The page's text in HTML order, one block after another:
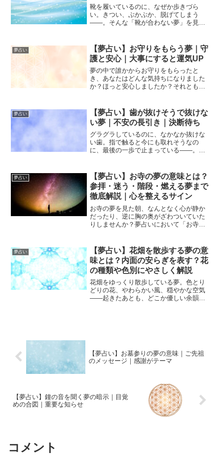
靴を履いているのに、なぜか歩きづら
い。きつい、ぶかぶか、脱げてしまう
――。そんな「靴が合わない夢」を見
社会的立場・居場所を象徴します。その
靴が合わないということは、**...
夢占い
【夢占い】お守りをもらう夢｜守
護と安心｜大事にすると運気UP
夢の中で誰かからお守りをもらったと
き、あなたはどんな気持ちになりました
か？ほっと安心しましたか？それとも、
「安心」「支え」「願い」「運気の後押
し」を象徴します。それを“...
夢占い
【夢占い】歯が抜けそうで抜けな
い夢｜不安の長引き｜決断待ち
グラグラしているのに、なかなか抜けな
い歯。指で触ると今にも取れそうなの
に、最後の一歩で止まっている――。そ
す。目覚めたあとも、どこか落ち着かな
い気持ちが残るでしょう。夢...
夢占い
【夢占い】お寺の夢の意味とは？
参拝・迷う・階段・燃える夢まで
徹底解説｜心を整えるサイン
お寺の夢を見た朝、なんとなく心が静か
だったり、逆に胸の奥がざわついていた
りしませんか？夢占いにおいて「お寺」
す。特に女性は、人間関係や恋愛、仕事
のバランスを無意識に抱え...
夢占い
【夢占い】花畑を散歩する夢の意
味とは？内面の安らぎを表す？花
の種類や色別にやさしく解説
花畑をゆっくり散歩している夢。色とり
どりの花、やわらかい風、穏やかな空気
――起きたあとも、どこか優しい余韻が
【夢占い】お墓参りの夢の意味｜ご先祖
のメッセージ｜感謝がテーマ
【夢占い】鐘の音を聞く夢の暗示｜目覚
めの合図｜重要な知らせ
コメント